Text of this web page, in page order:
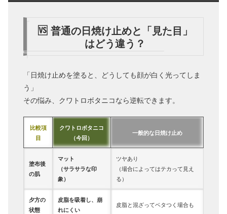
🆚 普通の日焼け止めと「見た目」
はどう違う？
「日焼け止めを塗ると、どうしても顔が白く光ってしま
う」
その悩み、クワトロボタニコなら逆転できます。
比較項
目
クワトロボタニコ
（今回）
一般的な日焼け止め
塗布後
の肌
マット
（サラサラな印
象）
ツヤあり
（場合によってはテカって見え
る）
夕方の
状態
皮脂を吸着し、崩
れにくい
皮脂と混ざってベタつく場合も